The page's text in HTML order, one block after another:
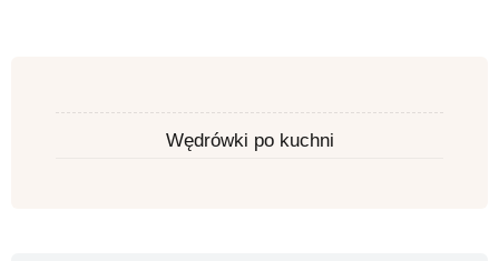
Wędrówki po kuchni